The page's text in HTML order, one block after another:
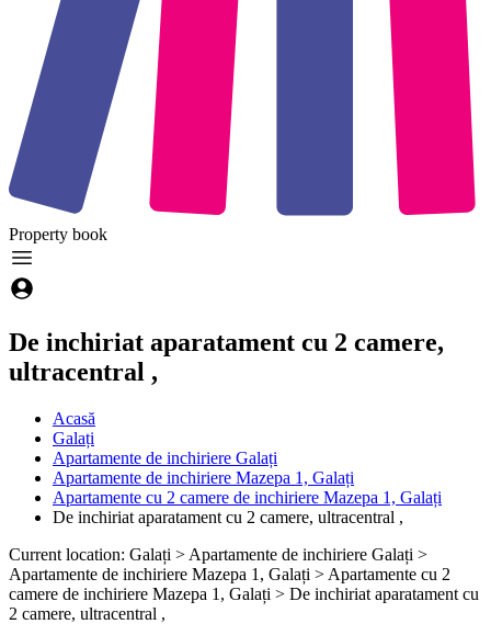
Property book
De inchiriat aparatament cu 2 camere,
ultracentral ,
Acasă
Galați
Apartamente de inchiriere Galați
Apartamente de inchiriere Mazepa 1, Galați
Apartamente cu 2 camere de inchiriere Mazepa 1, Galați
De inchiriat aparatament cu 2 camere, ultracentral ,
Current location: Galați > Apartamente de inchiriere Galați >
Apartamente de inchiriere Mazepa 1, Galați > Apartamente cu 2
camere de inchiriere Mazepa 1, Galați > De inchiriat aparatament cu
2 camere, ultracentral ,